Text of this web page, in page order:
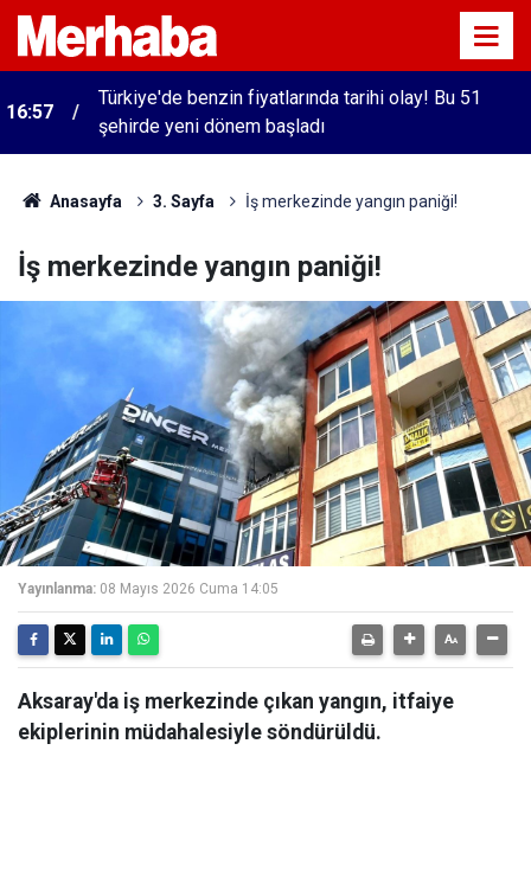
16:57
Türkiye'de benzin fiyatlarında tarihi olay! Bu 51
şehirde yeni dönem başladı
Anasayfa 3. Sayfa İş merkezinde yangın paniği!
İş merkezinde yangın paniği!
Yayınlanma: 08 Mayıs 2026 Cuma 14:05
Aksaray'da iş merkezinde çıkan yangın, itfaiye
ekiplerinin müdahalesiyle söndürüldü.